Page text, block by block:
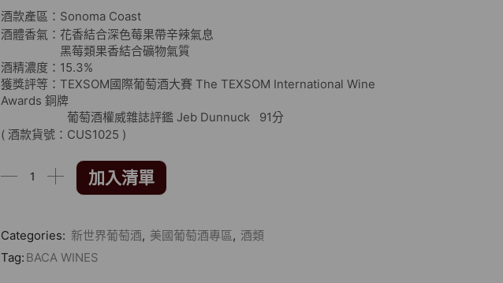
酒款產區：Sonoma Coast
酒體香氣：花香結合深色莓果帶辛辣氣息
黑莓類果香結合礦物氣質
酒精濃度：15.3%
獲獎評等：TEXSOM國際葡萄酒大賽 The TEXSOM International Wine
Awards 銅牌
葡萄酒權威雜誌評鑑 Jeb Dunnuck 91分
( 酒款貨號：CUS1025 )
加入清單
Categories: 新世界葡萄酒, 美國葡萄酒專區, 酒類
Tag: BACA WINES